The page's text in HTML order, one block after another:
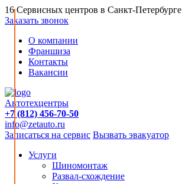
16 Сервисных центров в Санкт-Петербурге
Заказать звонок
О компании
Франшиза
Контакты
Вакансии
Автотехцентры
+7 (812) 456-70-50
info@zetauto.ru
Записаться на сервис Вызвать эвакуатор
Услуги
Шиномонтаж
Развал-схождение